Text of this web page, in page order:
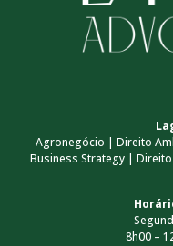
Agronegócio | Direito
Business Strategy |
8h00 –